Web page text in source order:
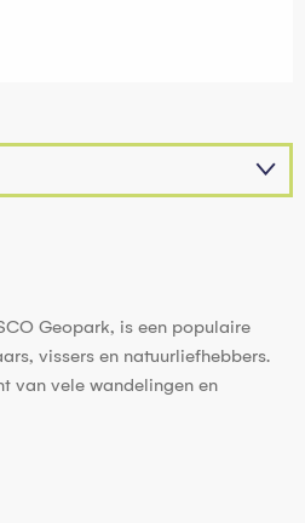
Geopark, is een populaire
vissers en natuurliefhebbers.
van vele wandelingen en